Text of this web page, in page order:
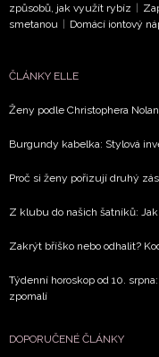
způsobů, jak využít rybíz |
smetanou | Domácí iontový
ČLÁNKY ELLE
Ženy podle Christophera
Burgundy kabelka: Stylová
Proč si ženy pořizují druhý
Z klubu do našich šatníků:
Zakrýt bříško nebo odhalit?
Týdenní horoskop od 10.
zpomalí
DOPORUČENÉ ČLÁNKY